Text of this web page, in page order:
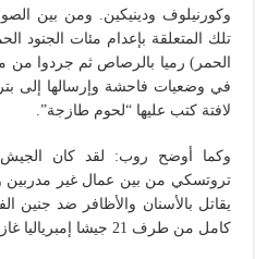
وكورنيلوف ودينيكين. ومن بين
تلك المتعلقة بإعدام مئات الجنود
الحمر) رميا بالرصاص ثم جردوا من
في وضعيات فاحشة وإرسالها إلى
لافتة كتب عليها “لحوم طازجة”.
وكما أوضح روب: لقد كان الجيش
تروتسكي من بين عمال غير مدربين
يقاتل بالأسنان والأظافر ضد جنين
كامل من طرف 21 جيشا إمبرياليا غازيا.